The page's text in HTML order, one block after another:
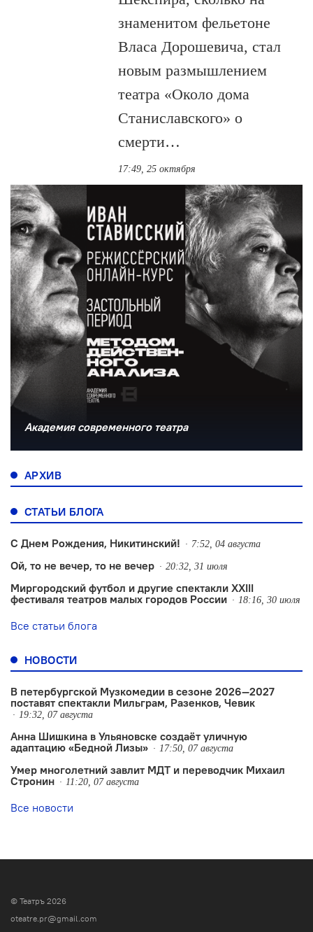
знаменитом фельетоне
Власа Дорошевича, стал
новым размышлением
театра «Около дома
Станиславского» о
смерти…
17:49, 25 октября
Академия современного театра
АРХИВ
СТАТЬИ БЛОГА
С Днем Рождения, Никитинский! 7:52, 04 августа
Ой, то не вечер, то не вечер 20:32, 31 июля
Миргородский футбол и другие спектакли XXIII
фестиваля театров малых городов России
18:16, 30 июля
Все статьи блога
НОВОСТИ
В петербургской Музкомедии в сезоне 2026—2027
поставят спектакли Мильграм, Разенков, Чевик
19:32, 07 августа
Анна Шишкина в Ульяновске создаëт уличную
адаптацию «Бедной Лизы»
17:50, 07 августа
Умер многолетний завлит МДТ и переводчик Михаил
Стронин
11:20, 07 августа
Все новости
© Театръ 2026
oteatre.pr@gmail.com